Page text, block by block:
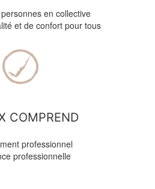
en collective
et de confort pour tous
COMPREND
professionnel
professionnelle